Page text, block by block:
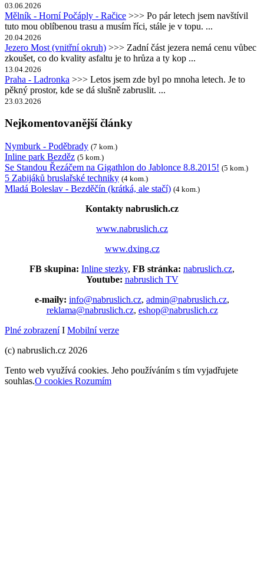
03.06.2026
Mělník - Horní Počáply - Račice >>> Po pár letech jsem navštívil
tuto mou oblíbenou trasu a musím říci, stále je v topu. ...
20.04.2026
Jezero Most (vnitřní okruh) >>> Zadní část jezera nemá cenu vůbec
zkoušet, co do kvality asfaltu je to hrůza a ty kop ...
13.04.2026
Praha - Ladronka >>> Letos jsem zde byl po mnoha letech. Je to
pěkný prostor, kde se dá slušně zabruslit. ...
23.03.2026
Nejkomentovanější články
Nymburk - Poděbrady (7 kom.)
Inline park Bezděz (5 kom.)
Se Standou Řezáčem na Gigathlon do Jablonce 8.8.2015! (5 kom.)
5 Zabijáků bruslařské techniky (4 kom.)
Mladá Boleslav - Bezděčín (krátká, ale stačí) (4 kom.)
Kontakty nabruslich.cz
www.nabruslich.cz
www.dxing.cz
FB skupina: Inline stezky, FB stránka: nabruslich.cz,
Youtube: nabruslich TV
e-maily: info@nabruslich.cz, admin@nabruslich.cz,
reklama@nabruslich.cz, eshop@nabruslich.cz
Plné zobrazeníI Mobilní verze
(c) nabruslich.cz 2026
Tento web využívá cookies. Jeho používáním s tím vyjadřujete
souhlas.O cookies Rozumím